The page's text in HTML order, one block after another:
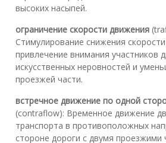
высоких насыпей.
ограничение скорости движения
Стимулирование снижения
привлечение внимания
искусственных неровностей и
проезжей части.
встречное движение по одной
(contraflow): Временное движение
транспорта в противоположных
стороне дороги с двумя проезжими